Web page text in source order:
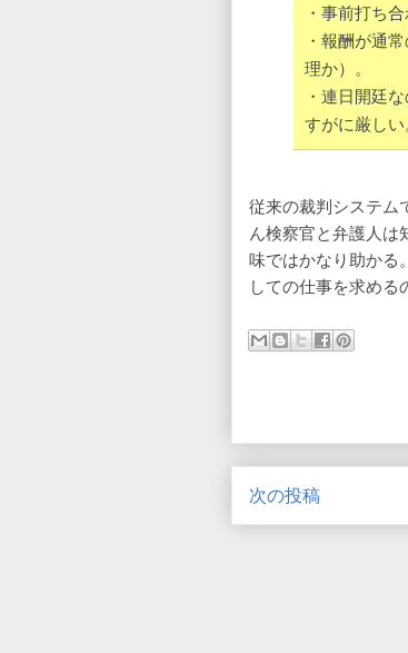
・事前打ち
・報酬が通
理か）。
・連日開廷
すがに厳しい
従来の裁判システム
ん検察官と弁護人は
味ではかなり助かる
しての仕事を求める
次の投稿